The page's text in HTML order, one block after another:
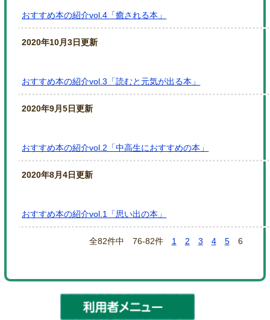
おすすめ本の紹介vol.4「癒される本」
2020年10月3日更新
おすすめ本の紹介vol.3「読むと元気が出る本」
2020年9月5日更新
おすすめ本の紹介vol.2「中高生におすすめの本」
2020年8月4日更新
おすすめ本の紹介vol.1「思い出の本」
全82件中 76-82件 1 2 3 4 5 6